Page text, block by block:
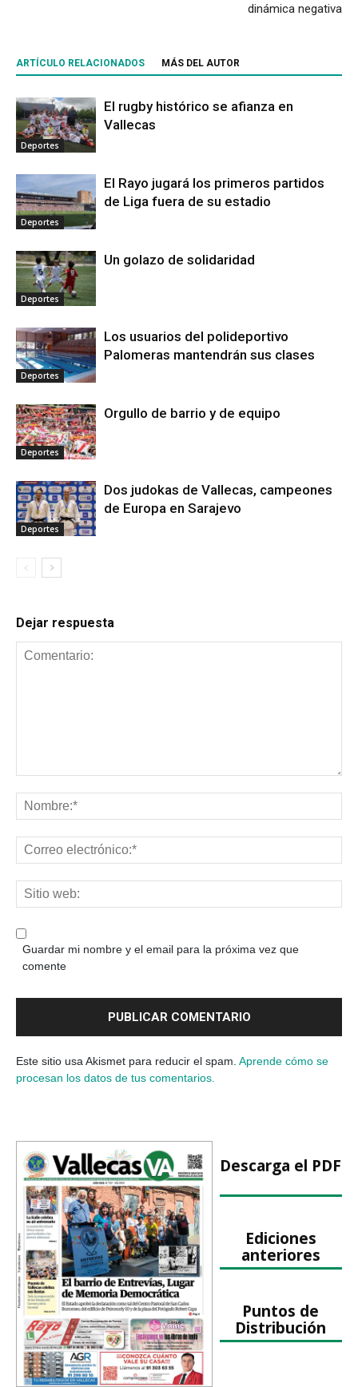
dinámica negativa
ARTÍCULO RELACIONADOS MÁS DEL AUTOR
Deportes
El rugby histórico se afianza en
Vallecas
Deportes
El Rayo jugará los primeros partidos
de Liga fuera de su estadio
Deportes
Un golazo de solidaridad
Deportes
Los usuarios del polideportivo
Palomeras mantendrán sus clases
Deportes
Orgullo de barrio y de equipo
Deportes
Dos judokas de Vallecas, campeones
de Europa en Sarajevo
Dejar respuesta
Guardar mi nombre y el email para la próxima vez que
comente
Este sitio usa Akismet para reducir el spam. Aprende cómo se
procesan los datos de tus comentarios.
Descarga el PDF
Ediciones
anteriores
Puntos de
Distribución